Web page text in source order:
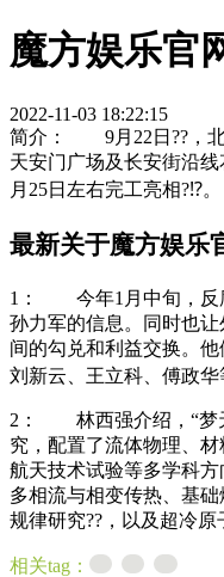
魔方娱乐官
2022-11-03 18:22:15
简介： 9月22日??，
天安门广场及长安街沿
月25日左右完工亮相?⁉。
最新关于魔方娱乐
1： 今年1月中旬，反
孙力军的信息。同时也
间的勾兑和利益交换。他
刘新云、王立科、傅政华
2： 林西强介绍，“梦
究，配置了流体物理、
航天技术试验等多学科
多相流与相变传热、基
规律研究??，以及超冷原
相关tag：